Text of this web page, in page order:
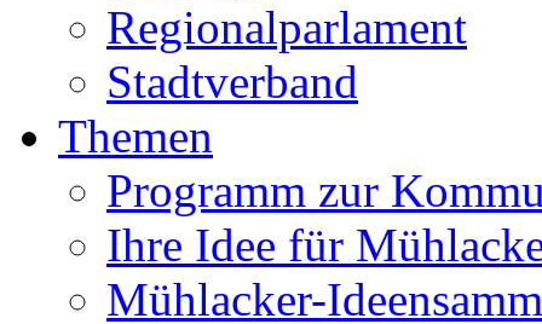
Regionalparlament
Stadtverband
Themen
Programm zur
Ihre Idee für
Mühlacker-